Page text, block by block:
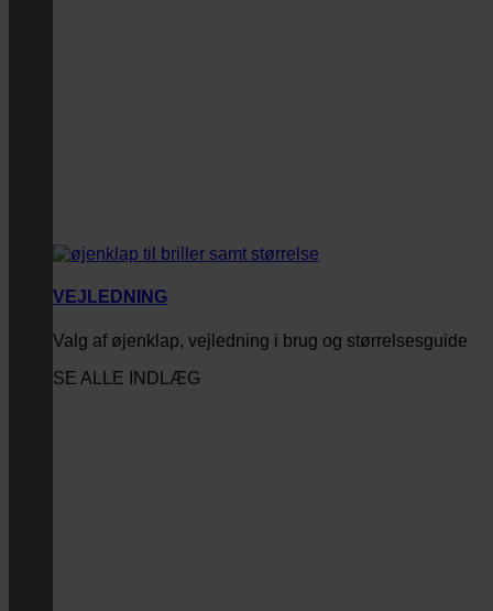
VEJLEDNING
Valg af øjenklap, vejledning i brug og størrelsesguide
SE ALLE INDLÆG